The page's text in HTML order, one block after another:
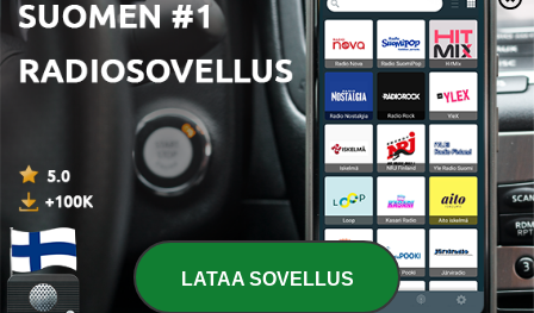
Myanmar poems Persian night story
LATAA SOVELLUS